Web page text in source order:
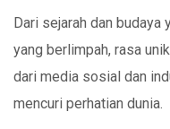
Dari sejarah dan budaya
yang berlimpah, rasa
dari media sosial dan
mencuri perhatian dunia.